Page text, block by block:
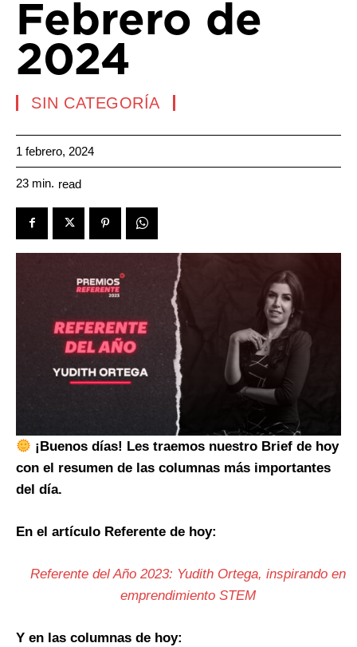
Febrero de
2024
SIN CATEGORÍA
1 febrero, 2024
23 min. read
¡Buenos días! Les traemos nuestro Brief de hoy
con el resumen de las columnas más importantes
del día.
En el artículo Referente de hoy:
Referente del Año 2023: Yudith Ortega, inspirando en
emprendimiento STEM
Y en las columnas de hoy: